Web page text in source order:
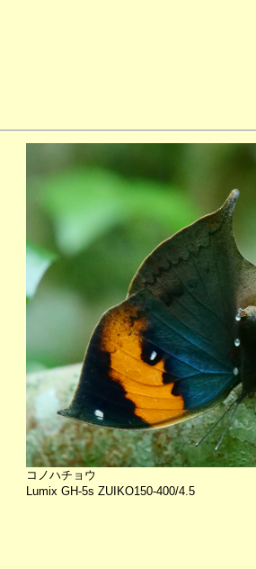
コノハチョウ
Lumix GH-5s ZUIKO150-400/4.5